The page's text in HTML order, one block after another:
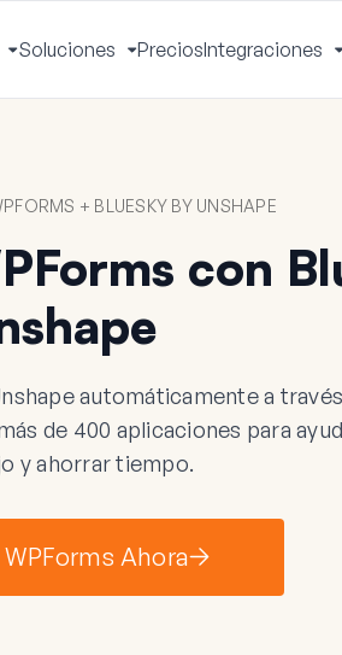
Activar
menú
Soluciones
Activar
menú
PreciosIntegraciones
+ BLUESKY BY UNSHAPE
con
automáticamente a
de 400 aplicaciones para
y ahorrar tiempo.
Ahora